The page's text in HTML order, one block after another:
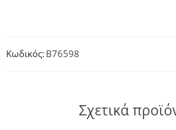
Κωδικός: B76598
Σχετικά